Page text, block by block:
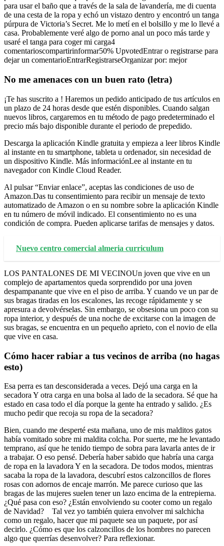
para usar el baño que a través de la sala de lavandería, me di cuenta
de una cesta de la ropa y echó un vistazo dentro y encontró un tanga
púrpura de Victoria’s Secret. Me lo metí en el bolsillo y me lo llevé a
casa. Probablemente veré algo de porno anal un poco más tarde y
usaré el tanga para coger mi carga4
comentarioscompartirinformar50% UpvotedEntrar o registrarse para
dejar un comentarioEntrarRegistrarseOrganizar por: mejor
No me amenaces con un buen rato (letra)
¡Te has suscrito a ! Haremos un pedido anticipado de tus artículos en
un plazo de 24 horas desde que estén disponibles. Cuando salgan
nuevos libros, cargaremos en tu método de pago predeterminado el
precio más bajo disponible durante el periodo de prepedido.
Descarga la aplicación Kindle gratuita y empieza a leer libros Kindle
al instante en tu smartphone, tableta u ordenador, sin necesidad de
un dispositivo Kindle. Más informaciónLee al instante en tu
navegador con Kindle Cloud Reader.
Al pulsar “Enviar enlace”, aceptas las condiciones de uso de
Amazon.Das tu consentimiento para recibir un mensaje de texto
automatizado de Amazon o en su nombre sobre la aplicación Kindle
en tu número de móvil indicado. El consentimiento no es una
condición de compra. Pueden aplicarse tarifas de mensajes y datos.
Nuevo centro comercial almeria curriculum
LOS PANTALONES DE MI VECINOUn joven que vive en un
complejo de apartamentos queda sorprendido por una joven
despampanante que vive en el piso de arriba. Y cuando ve un par de
sus bragas tiradas en los escalones, las recoge rápidamente y se
apresura a devolvérselas. Sin embargo, se obsesiona un poco con su
ropa interior, y después de una noche de excitarse con la imagen de
sus bragas, se encuentra en un pequeño aprieto, con el novio de ella
que vive en casa.
Cómo hacer rabiar a tus vecinos de arriba (no hagas
esto)
Esa perra es tan desconsiderada a veces. Dejó una carga en la
secadora Y otra carga en una bolsa al lado de la secadora. Sé que ha
estado en casa todo el día porque la gente ha entrado y salido. ¿Es
mucho pedir que recoja su ropa de la secadora?
Bien, cuando me desperté esta mañana, uno de mis malditos gatos
había vomitado sobre mi maldita colcha. Por suerte, me he levantado
temprano, así que he tenido tiempo de sobra para lavarla antes de ir
a trabajar. O eso pensé. Debería haber sabido que habría una carga
de ropa en la lavadora Y en la secadora. De todos modos, mientras
sacaba la ropa de la lavadora, descubrí estos calzoncillos de flores
rosas con adornos de encaje marrón. Me parece curioso que las
bragas de las mujeres suelen tener un lazo encima de la entrepierna.
¿Qué pasa con eso? ¿Están envolviendo su cooter como un regalo
de Navidad? Tal vez yo también quiera envolver mi salchicha
como un regalo, hacer que mi paquete sea un paquete, por así
decirlo. ¿Cómo es que los calzoncillos de los hombres no parecen
algo que querrías desenvolver? Para reflexionar.